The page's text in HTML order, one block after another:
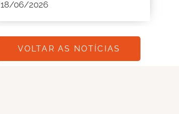
18/06/2026
VOLTAR AS NOTÍCIAS